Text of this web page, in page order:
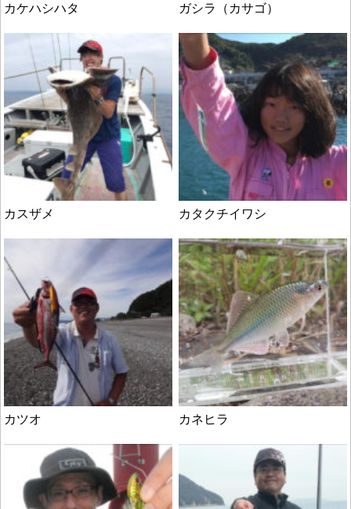
カケハシハタ ガシラ（カサゴ）
カスザメ カタクチイワシ
カツオ カネヒラ